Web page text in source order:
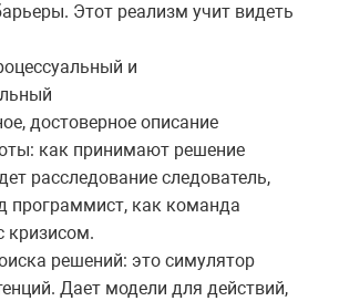
Этот реализм учит видеть
и
достоверное описание
как принимают решение
расследование следователь,
программист, как команда
кризисом.
решений: это симулятор
Дает модели для действий,